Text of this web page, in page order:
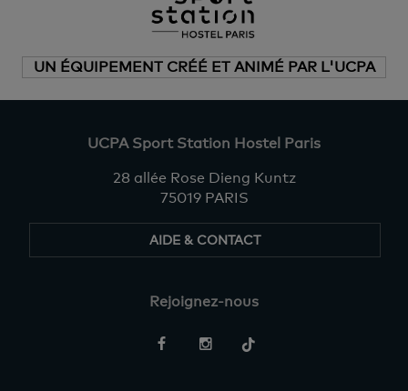
UN ÉQUIPEMENT CRÉÉ ET ANIMÉ PAR L'UCPA
UCPA Sport Station Hostel Paris
28 allée Rose Dieng Kuntz
75019 PARIS
AIDE & CONTACT
Rejoignez-nous